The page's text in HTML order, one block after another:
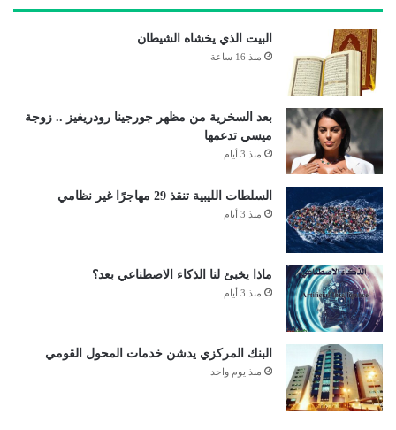
البيت الذي يخشاه الشيطان
منذ 16 ساعة
بعد السخرية من مظهر جورجينا رودريغيز .. زوجة
ميسي تدعمها
منذ 3 أيام
السلطات الليبية تنقذ 29 مهاجرًا غير نظامي
منذ 3 أيام
ماذا يخبئ لنا الذكاء الاصطناعي بعد؟
منذ 3 أيام
البنك المركزي يدشن خدمات المحول القومي
منذ يوم واحد